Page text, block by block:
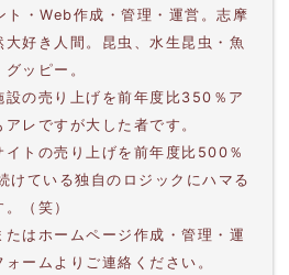
ト・Web作成・管理・運営。志摩
好き人間。昆虫、水生昆虫・魚
ッピー。
設の売り上げを前年度比350％ア
レですが大した者です。
イトの売り上げを前年度比500％
けている独自のロジックにハマる
（笑）
はホームページ作成・管理・運
ームよりご連絡ください。